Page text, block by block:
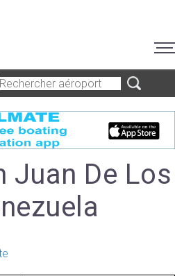
Juan De Los